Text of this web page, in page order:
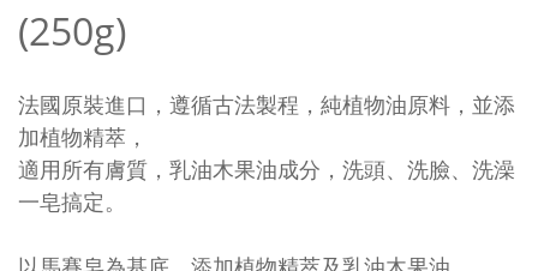
(250g)
法國原裝進口，遵循古法製程，純植物油原料， 並添
加植物精萃，
適用所有膚質，乳油木果油成分，洗頭、洗臉、洗澡
一皂搞定。